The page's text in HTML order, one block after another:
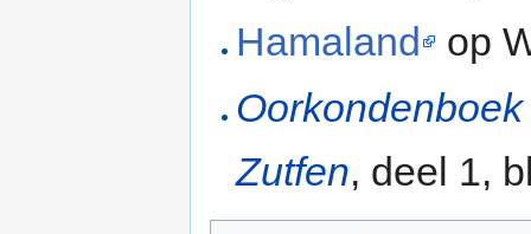
Hamaland
op
Zutfen, deel 1,